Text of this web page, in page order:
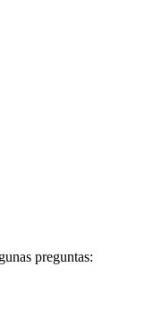
preguntas: